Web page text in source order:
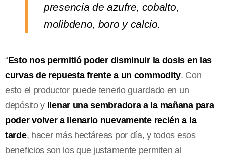
presencia de azufre, cobalto,
molibdeno, boro y calcio.
“Esto nos permitió poder disminuir la dosis en las
curvas de repuesta frente a un commodity. Con
esto el productor puede tenerlo guardado en un
depósito y llenar una sembradora a la mañana para
poder volver a llenarlo nuevamente recién a la
tarde, hacer más hectáreas por día, y todos esos
beneficios son los que justamente permiten al